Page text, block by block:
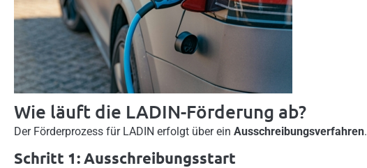
Wie läuft die LADIN-Förderung ab?
Der Förderprozess für LADIN erfolgt über ein Ausschreibungsverfahren.
Schritt 1: Ausschreibungsstart